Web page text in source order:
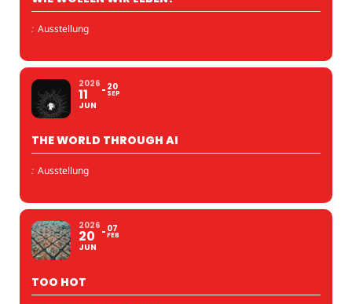
: Ausstellung
2026
11
JUN
20
SEP
THE WORLD THROUGH AI
: Ausstellung
2026
20
JUN
07
FEB
TOO HOT